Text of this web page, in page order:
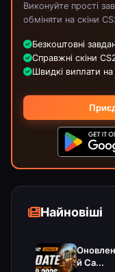
Виконуйте прості
обміняти на скіни
Безкоштовні
Справжні скіни
Швидкі виплати
Найновіші
й Ca...